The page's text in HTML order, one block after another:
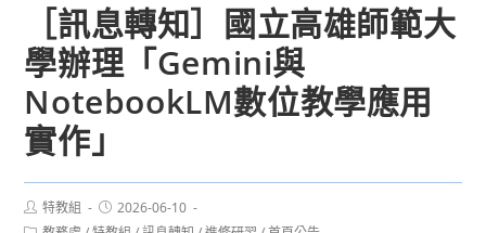
［訊息轉知］國立高雄師範大
學辦理「Gemini與
NotebookLM數位教學應用
實作」
Post
author:
特教組
Post
published:
2026-06-10